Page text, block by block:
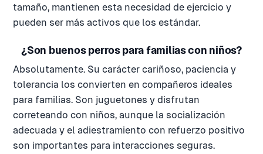
tamaño, mantienen esta necesidad de ejercicio y
pueden ser más activos que los estándar.
¿Son buenos perros para familias con niños?
Absolutamente. Su carácter cariñoso, paciencia y
tolerancia los convierten en compañeros ideales
para familias. Son juguetones y disfrutan
correteando con niños, aunque la socialización
adecuada y el adiestramiento con refuerzo positivo
son importantes para interacciones seguras.